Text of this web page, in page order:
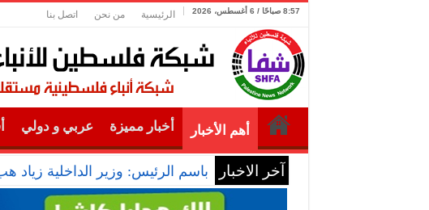
8:57 صباحًا / 6 أغسطس، 2026 الرئيسية من نحن اتصل بنا
أهم الأخبار أخبار مميزة عربي و دولي
آخر الاخبار باسم الرئيس: وزير الداخلية زياد